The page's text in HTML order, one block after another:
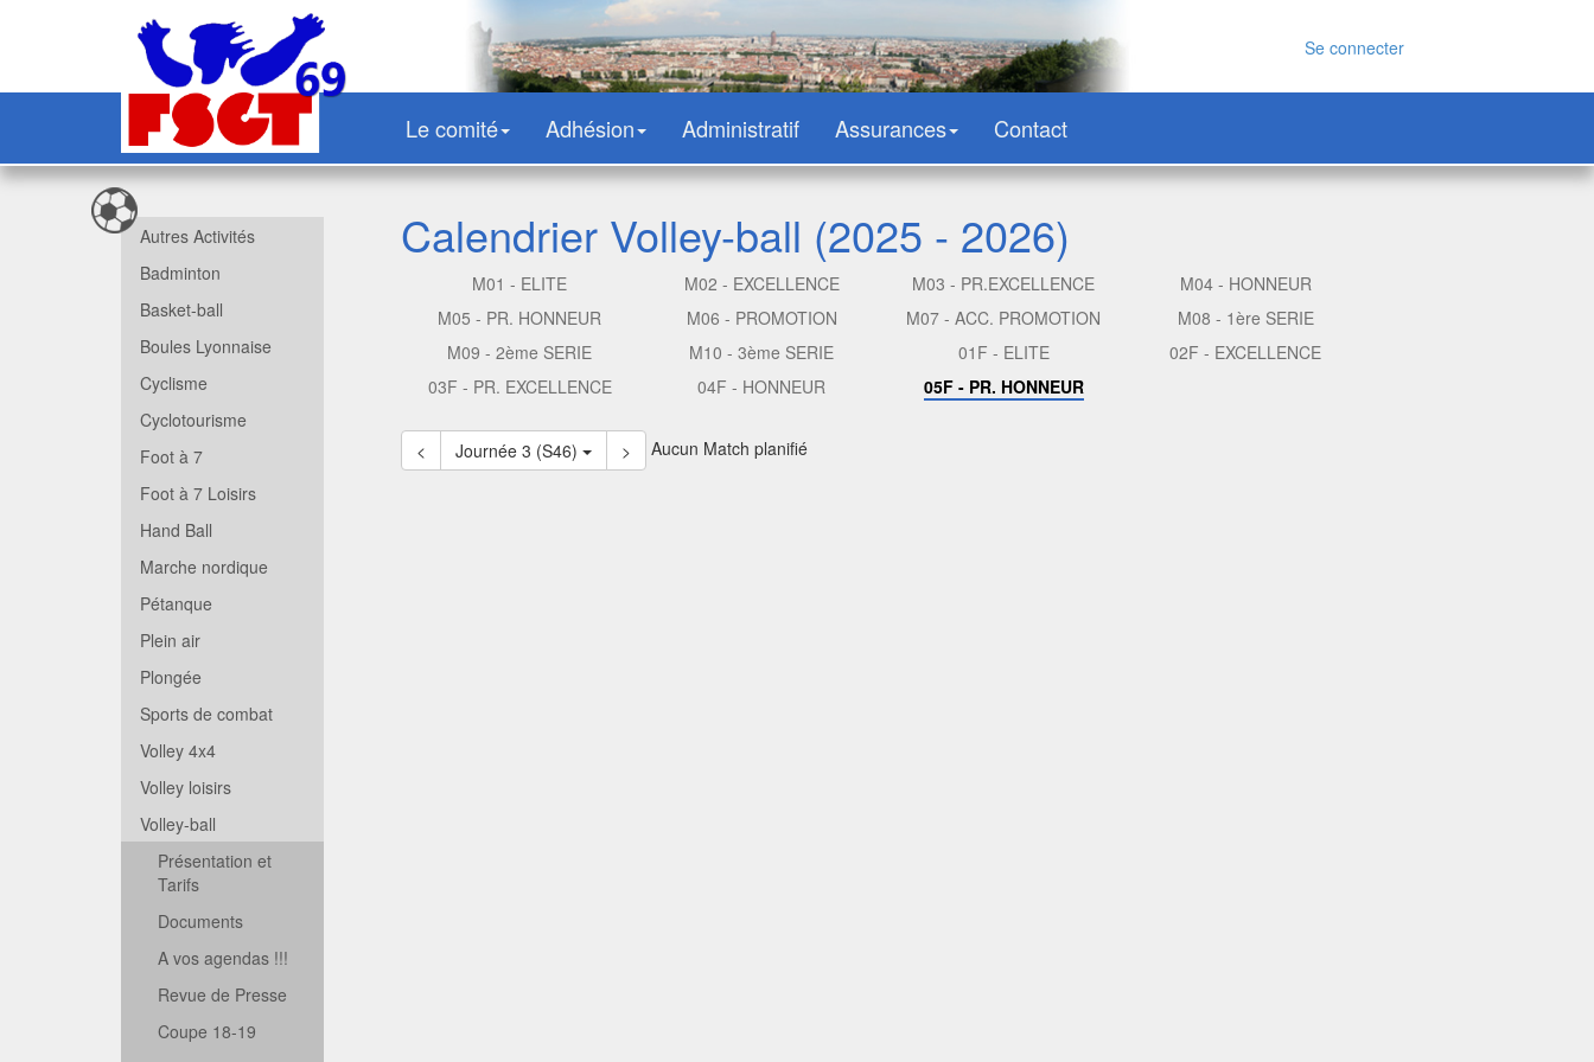
Se connecter
Le comité Adhésion Administratif Assurances Contact
Autres Activités
Badminton
Basket-ball
Boules Lyonnaise
Cyclisme
Cyclotourisme
Foot à 7
Foot à 7 Loisirs
Hand Ball
Marche nordique
Pétanque
Plein air
Plongée
Sports de combat
Volley 4x4
Volley loisirs
Volley-ball
Présentation et
Tarifs
Documents
A vos agendas !!!
Revue de Presse
Coupe 18-19
Calendrier Volley-ball (2025 - 2026)
M01 - ELITE M02 - EXCELLENCE M03 - PR.EXCELLENCE
M04 - HONNEUR
M05 - PR. HONNEUR
M06 - PROMOTION M07 - ACC. PROMOTION
M08 - 1ère SERIE
M09 - 2ème SERIE
M10 - 3ème SERIE 01F - ELITE
02F - EXCELLENCE
03F - PR. EXCELLENCE
04F - HONNEUR 05F - PR. HONNEUR
< Journée 3 (S46) > Aucun Match planifié